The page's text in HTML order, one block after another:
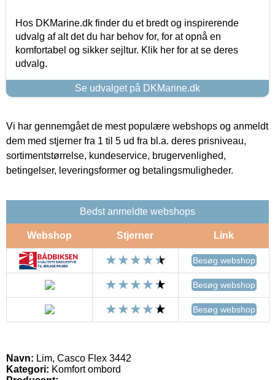
Hos DKMarine.dk finder du et bredt og inspirerende
udvalg af alt det du har behov for, for at opnå en
komfortabel og sikker sejltur. Klik her for at se deres
udvalg.
Se udvalget på DKMarine.dk
Vi har gennemgået de mest populære webshops og anmeldt
dem med stjerner fra 1 til 5 ud fra bl.a. deres prisniveau,
sortimentstørrelse, kundeservice, brugervenlighed,
betingelser, leveringsformer og betalingsmuligheder.
Bedst anmeldte webshops
Webshop Stjerner Link
Besøg webshop
Besøg webshop
Besøg webshop
Navn: Lim, Casco Flex 3442
Kategori: Komfort ombord